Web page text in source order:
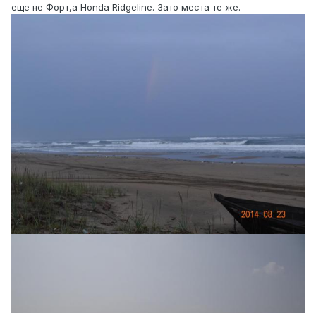
еще не Форт,а Honda Ridgeline. Зато места те же.